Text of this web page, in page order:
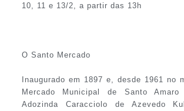
10, 11 e 13/2, a partir das 13h
O Santo Mercado
Inaugurado em 1897 e, desde 1961 no
Mercado Municipal de Santo
Adozinda Caracciolo de Azevedo